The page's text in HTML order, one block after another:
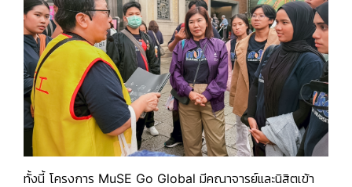
ทั้งนี้ โครงการ MuSE Go Global มีคณาจารย์และนิสิตเข้า